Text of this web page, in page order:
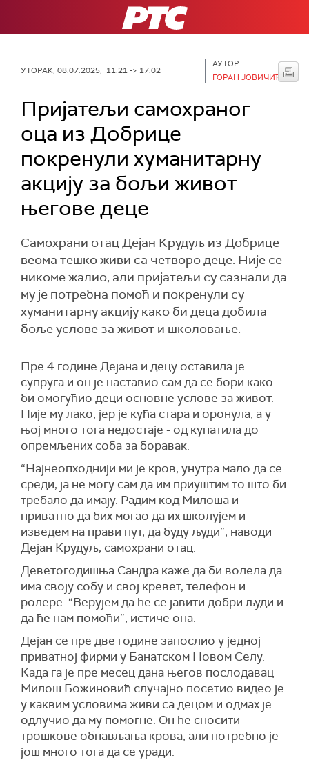
РТС
УТОРАК, 08.07.2025, 11:21 -> 17:02
АУТОР:
ГОРАН ЈОВИЧИЋ
Пријатељи самохраног
оца из Добрице
покренули хуманитарну
акцију за бољи живот
његове деце
Самохрани отац Дејан Крудуљ из Добрице
веома тешко живи са четворо деце. Није се
никоме жалио, али пријатељи су сазнали да
му је потребна помоћ и покренули су
хуманитарну акцију како би деца добила
боље услове за живот и школовање.
Пре 4 године Дејана и децу оставила је
супруга и он је наставио сам да се бори како
би омогућио деци основне услове за живот.
Није му лако, јер је кућа стара и оронула, а у
њој много тога недостаје - од купатила до
опремљених соба за боравак.
“Најнеопходнији ми је кров, унутра мало да се
среди, ја не могу сам да им приуштим то што би
требало да имају. Радим код Милоша и
приватно да бих могао да их школујем и
изведем на прави пут, да буду људи”, наводи
Дејан Крудуљ, самохрани отац.
Деветогодишња Сандра каже да би волела да
има своју собу и свој кревет, телефон и
ролере. “Верујем да ће се јавити добри људи и
да ће нам помоћи”, истиче она.
Дејан се пре две године запослио у једној
приватној фирми у Банатском Новом Селу.
Када га је пре месец дана његов послодавац
Милош Божиновић случајно посетио видео је
у каквим условима живи са децом и одмах је
одлучио да му помогне. Он ће сносити
трошкове обнављања крова, али потребно је
још много тога да се уради.